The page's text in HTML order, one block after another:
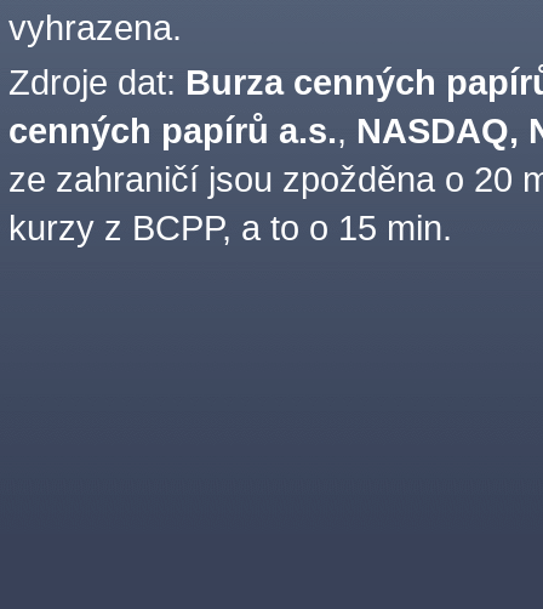
vyhrazena.
Zdroje dat: Burza cenných
cenných papírů a.s., NASDAQ,
ze zahraničí jsou zpožděna o 20
kurzy z BCPP, a to o 15 min.